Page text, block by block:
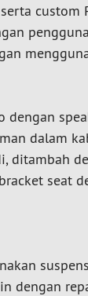
custom
dalam
ditambah
seat
dengan